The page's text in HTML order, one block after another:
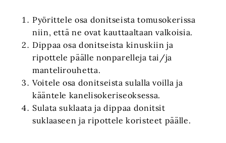
Pyörittele osa donitseista tomusokerissa
niin, että ne ovat kauttaaltaan valkoisia.
Dippaa osa donitseista kinuskiin ja
ripottele päälle nonparelleja tai/ja
mantelirouhetta.
Voitele osa donitseista sulalla voilla ja
kääntele kanelisokeriseoksessa.
Sulata suklaata ja dippaa donitsit
suklaaseen ja ripottele koristeet päälle.